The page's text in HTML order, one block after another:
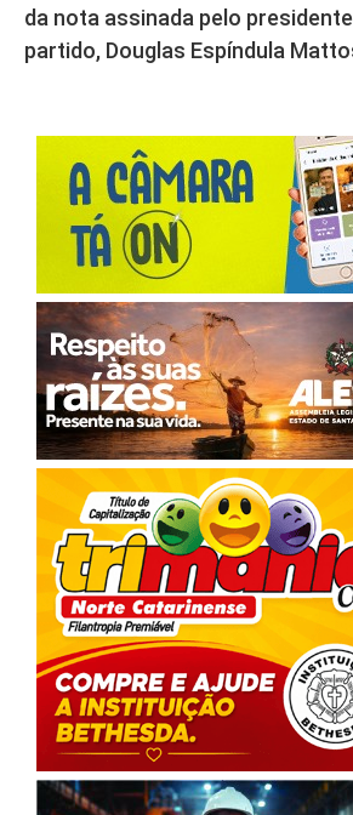
da nota assinada pelo
partido, Douglas Espíndula